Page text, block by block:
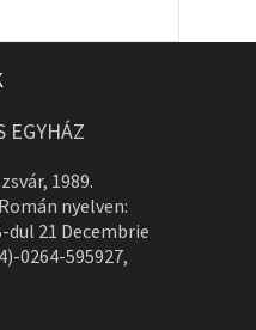
EGYHÁZ
1989.
nyelven:
dul 21 Decembrie
0264-595927,